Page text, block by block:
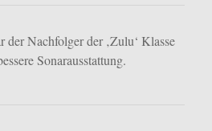
der Nachfolger der ‚Zulu‘ Klasse
Sonarausstattung.